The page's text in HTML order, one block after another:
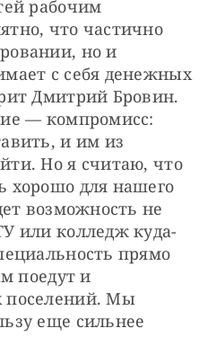
рабочим
что частично
но и
с себя денежных
Дмитрий Бровин.
— компромисс:
и им из
Но я считаю, что
хорошо для нашего
возможность не
или колледж куда-
прямо
поедут и
поселений. Мы
еще сильнее